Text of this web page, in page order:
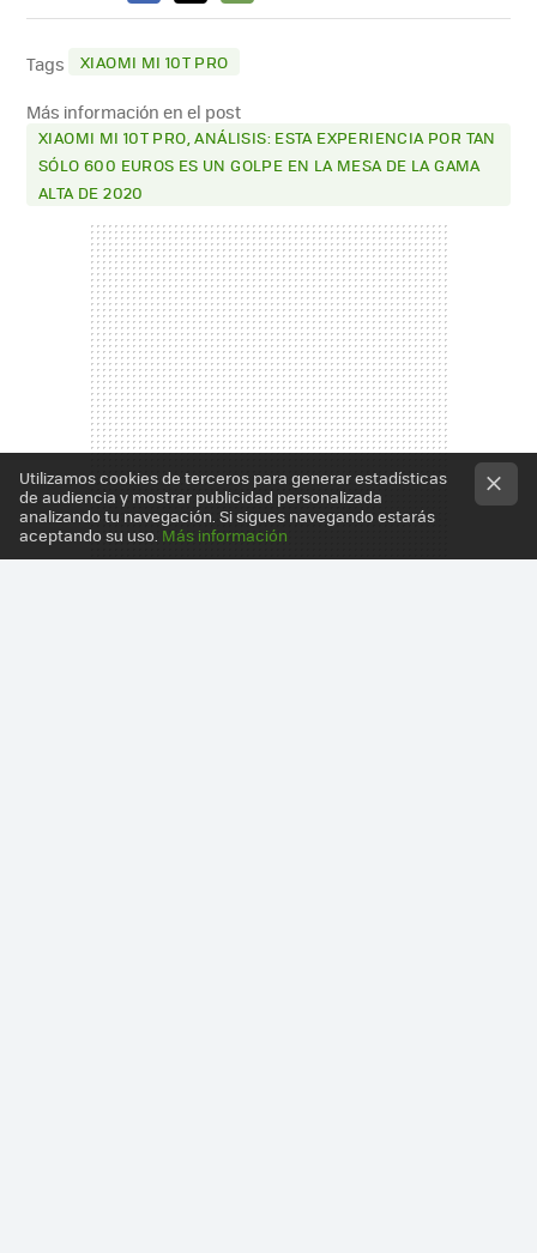
FACEBOOK
X
E-
MAIL
Tags XIAOMI MI 10T PRO
Más información en el post
XIAOMI MI 10T PRO, ANÁLISIS: ESTA EXPERIENCIA POR TAN
SÓLO 600 EUROS ES UN GOLPE EN LA MESA DE LA GAMA
ALTA DE 2020
Utilizamos cookies de terceros para generar estadísticas
de audiencia y mostrar publicidad personalizada
analizando tu navegación. Si sigues navegando estarás
aceptando su uso. Más información